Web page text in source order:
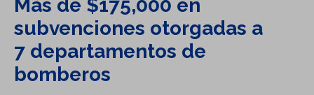
Más de $175,000 en
subvenciones otorgadas a
7 departamentos de
bomberos